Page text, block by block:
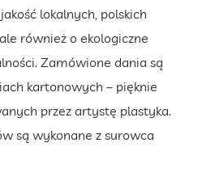
lokalnych, polskich
również o ekologiczne
Zamówione dania są
kartonowych – pięknie
przez artystę plastyka.
są wykonane z surowca